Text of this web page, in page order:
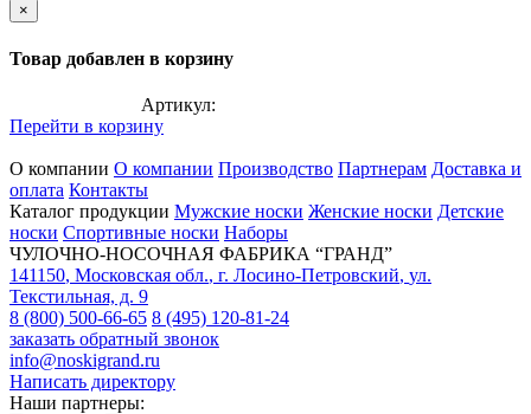
×
Товар добавлен в корзину
Артикул:
Перейти в корзину
О компании О компании Производство Партнерам Доставка и
оплата Контакты
Каталог продукции Мужские носки Женские носки Детские
носки Спортивные носки Наборы
ЧУЛОЧНО-НОСОЧНАЯ ФАБРИКА “ГРАНД”
141150, Московская обл., г. Лосино-Петровский, ул.
Текстильная, д. 9
8 (800) 500-66-65 8 (495) 120-81-24
заказать обратный звонок
info@noskigrand.ru
Написать директору
Наши партнеры: